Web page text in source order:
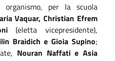
per la scuola
Vaquar, Christian Efrem
(eletta vicepresidente),
Braidich e Gioia Supino;
Nouran Naffati e Asia